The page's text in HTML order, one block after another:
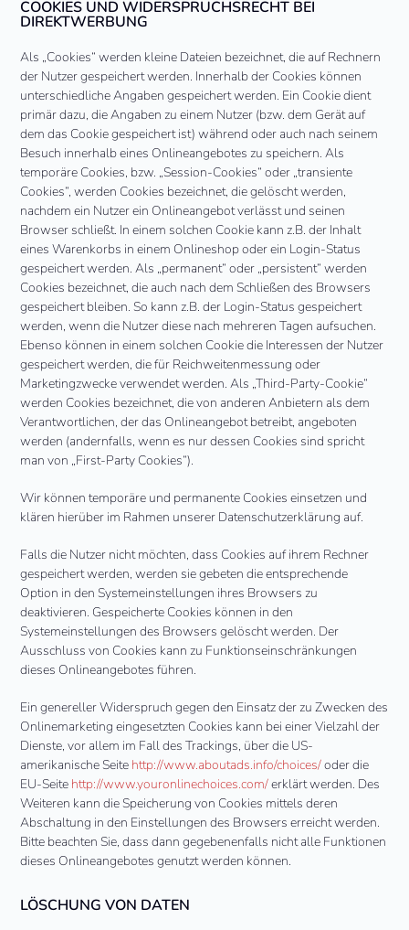
COOKIES UND WIDERSPRUCHSRECHT BEI
DIREKTWERBUNG
Als „Cookies“ werden kleine Dateien bezeichnet, die auf Rechnern
der Nutzer gespeichert werden. Innerhalb der Cookies können
unterschiedliche Angaben gespeichert werden. Ein Cookie dient
primär dazu, die Angaben zu einem Nutzer (bzw. dem Gerät auf
dem das Cookie gespeichert ist) während oder auch nach seinem
Besuch innerhalb eines Onlineangebotes zu speichern. Als
temporäre Cookies, bzw. „Session-Cookies“ oder „transiente
Cookies“, werden Cookies bezeichnet, die gelöscht werden,
nachdem ein Nutzer ein Onlineangebot verlässt und seinen
Browser schließt. In einem solchen Cookie kann z.B. der Inhalt
eines Warenkorbs in einem Onlineshop oder ein Login-Status
gespeichert werden. Als „permanent“ oder „persistent“ werden
Cookies bezeichnet, die auch nach dem Schließen des Browsers
gespeichert bleiben. So kann z.B. der Login-Status gespeichert
werden, wenn die Nutzer diese nach mehreren Tagen aufsuchen.
Ebenso können in einem solchen Cookie die Interessen der Nutzer
gespeichert werden, die für Reichweitenmessung oder
Marketingzwecke verwendet werden. Als „Third-Party-Cookie“
werden Cookies bezeichnet, die von anderen Anbietern als dem
Verantwortlichen, der das Onlineangebot betreibt, angeboten
werden (andernfalls, wenn es nur dessen Cookies sind spricht
man von „First-Party Cookies“).
Wir können temporäre und permanente Cookies einsetzen und
klären hierüber im Rahmen unserer Datenschutzerklärung auf.
Falls die Nutzer nicht möchten, dass Cookies auf ihrem Rechner
gespeichert werden, werden sie gebeten die entsprechende
Option in den Systemeinstellungen ihres Browsers zu
deaktivieren. Gespeicherte Cookies können in den
Systemeinstellungen des Browsers gelöscht werden. Der
Ausschluss von Cookies kann zu Funktionseinschränkungen
dieses Onlineangebotes führen.
Ein genereller Widerspruch gegen den Einsatz der zu Zwecken des
Onlinemarketing eingesetzten Cookies kann bei einer Vielzahl der
Dienste, vor allem im Fall des Trackings, über die US-
amerikanische Seite http://www.aboutads.info/choices/oder die
EU-Seite http://www.youronlinechoices.com/erklärt werden. Des
Weiteren kann die Speicherung von Cookies mittels deren
Abschaltung in den Einstellungen des Browsers erreicht werden.
Bitte beachten Sie, dass dann gegebenenfalls nicht alle Funktionen
dieses Onlineangebotes genutzt werden können.
LÖSCHUNG VON DATEN